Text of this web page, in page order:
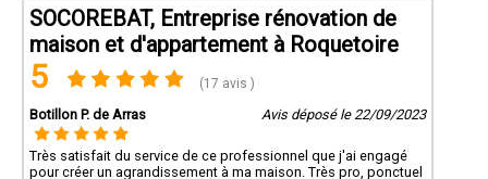
SOCOREBAT, Entreprise rénovation de
maison et d'appartement à Roquetoire
5 (17 avis )
Botillon P. de Arras Avis déposé le 22/09/2023
Très satisfait du service de ce professionnel que j'ai engagé
pour créer un agrandissement à ma maison. Très pro, ponctuel